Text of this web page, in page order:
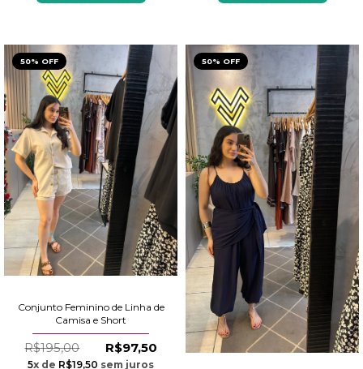
50% OFF
Conjunto Feminino de Linha de
Camisa e Short
R$195,00 R$97,50
5x de R$19,50 sem juros
50% OFF